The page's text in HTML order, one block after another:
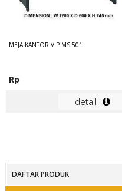
MEJA KANTOR VIP MS 501
Rp
detail
DAFTAR PRODUK